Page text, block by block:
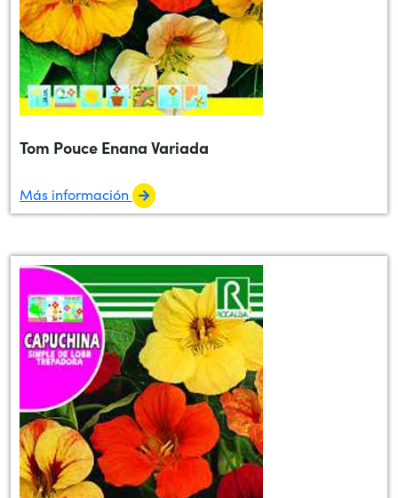
Tom Pouce Enana Variada
Más información